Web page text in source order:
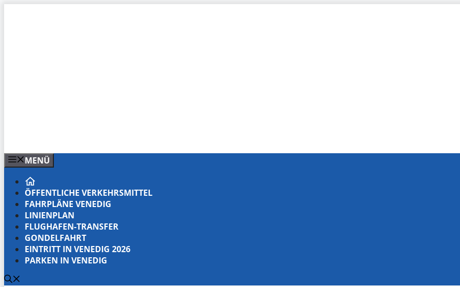
MENÜ
ÖFFENTLICHE VERKEHRSMITTEL
FAHRPLÄNE VENEDIG
LINIENPLAN
FLUGHAFEN-TRANSFER
GONDELFAHRT
EINTRITT IN VENEDIG 2026
PARKEN IN VENEDIG